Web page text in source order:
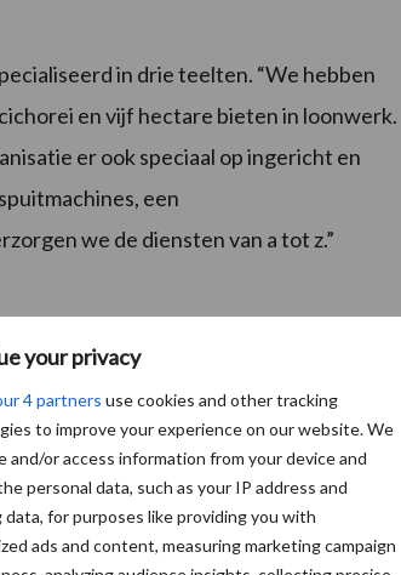
your privacy
4 partners use cookies and other tracking
to improve your experience on our website. We
and/or access information from your device and
personal data, such as your IP address and
data, for purposes like providing you with
ads and content, measuring marketing campaign
in drie teelten. “We hebben
en vijf hectare bieten in loonwerk.
er ook speciaal op ingericht en
een
we de diensten van a tot z.”
ontstaan”, verklaart
wilden graag weten hoeveel vocht er
binnenhaalt. Bovendien liggen
een vergrootglas. Bij ons speelt het
van voldoende zoet